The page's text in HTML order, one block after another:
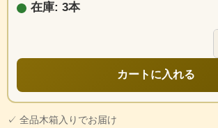
在庫: 3本
カートに入れる
✓ 全品木箱入りでお届け